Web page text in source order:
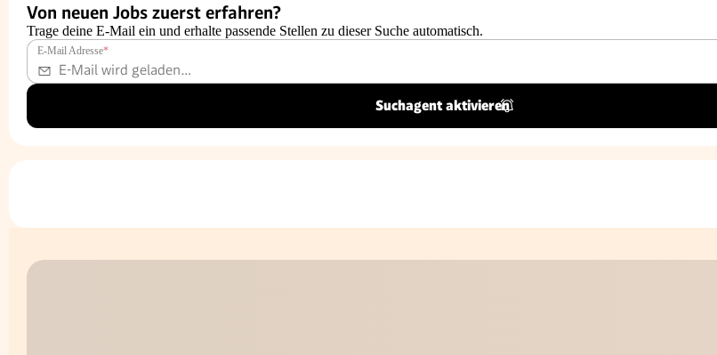
Von neuen Jobs zuerst erfahren?
Trage deine E-Mail ein und erhalte passende Stellen zu dieser Suche automatisch.
E-Mail Adresse*
Suchagent aktivieren